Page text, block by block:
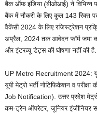
बैंक ऑफ इंडिया (बीओआई) ने विभिन्न
बैंक में नौकरी के लिए कुल 143 रिक्त
वैकेंसी 2024 के लिए रजिस्ट्रेशन
अप्रैल, 2024 तक आवेदन फॉर्म जमा
और इंटरव्यू डेट्स की घोषणा नहीं की है.
UP Metro Recruitment 2024:
यूपी मेट्रो भर्ती नोटिफिकेशन व
Job Notification). उत्तर प्रदेश
कम-ट्रेन ऑपरेटर, जूनियर इंजीनियर